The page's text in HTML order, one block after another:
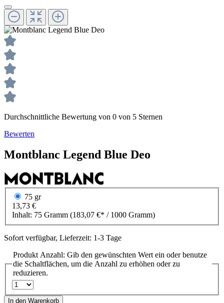
Durchschnittliche Bewertung von 0 von 5 Sternen
Bewerten
Montblanc Legend Blue Deo
75 gr
13,73 €
Inhalt: 75 Gramm (183,07 €* / 1000 Gramm)
Sofort verfügbar, Lieferzeit: 1-3 Tage
Produkt Anzahl: Gib den gewünschten Wert ein oder benutze
die Schaltflächen, um die Anzahl zu erhöhen oder zu
reduzieren.
In den Warenkorb